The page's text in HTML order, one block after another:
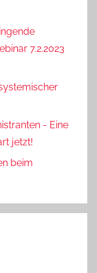
7.2.2023
- Eine
jetzt!
beim